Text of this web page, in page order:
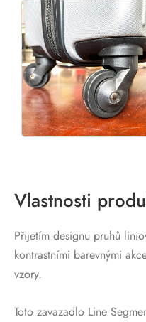
Vlastnosti
Přijetím designu pruhů
kontrastními barevnými
vzory.
Toto zavazadlo Line